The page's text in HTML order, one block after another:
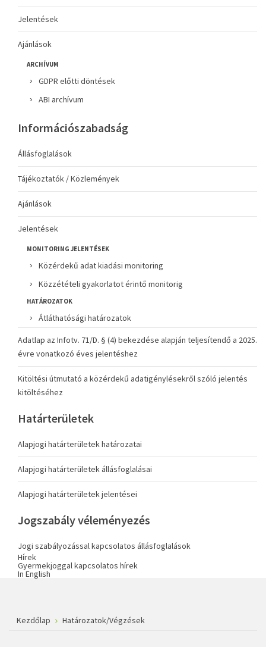
Jelentések
Ajánlások
ARCHÍVUM
GDPR előtti döntések
ABI archívum
Információszabadság
Állásfoglalások
Tájékoztatók / Közlemények
Ajánlások
Jelentések
MONITORING JELENTÉSEK
Közérdekű adat kiadási monitoring
Közzétételi gyakorlatot érintő monitorig
HATÁROZATOK
Átláthatósági határozatok
Adatlap az Infotv. 71/D. § (4) bekezdése alapján teljesítendő a 2025.
évre vonatkozó éves jelentéshez
Kitöltési útmutató a közérdekű adatigénylésekről szóló jelentés
kitöltéséhez
Határterületek
Alapjogi határterületek határozatai
Alapjogi határterületek állásfoglalásai
Alapjogi határterületek jelentései
Jogszabály véleményezés
Jogi szabályozással kapcsolatos állásfoglalások
Hírek
Gyermekjoggal kapcsolatos hírek
In English
Kezdőlap Határozatok/Végzések